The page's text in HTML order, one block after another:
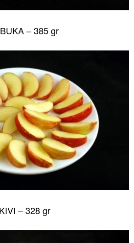
– 385 gr
KIVI – 328 gr